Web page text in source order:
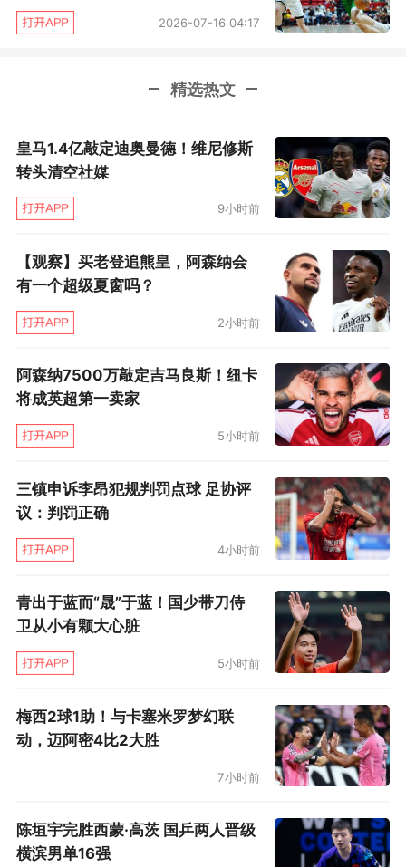
2026-07-16 04:17
精选热文
皇马1.4亿敲定迪奥曼德！维尼修斯
转头清空社媒
9小时前
【观察】买老登追熊皇，阿森纳会
有一个超级夏窗吗？
2小时前
阿森纳7500万敲定吉马良斯！纽卡
将成英超第一卖家
5小时前
三镇申诉李昂犯规判罚点球 足协评
议：判罚正确
4小时前
青出于蓝而“晟”于蓝！国少带刀侍
卫从小有颗大心脏
5小时前
梅西2球1助！与卡塞米罗梦幻联
动，迈阿密4比2大胜
7小时前
陈垣宇完胜西蒙·高茨 国乒两人晋级
横滨男单16强